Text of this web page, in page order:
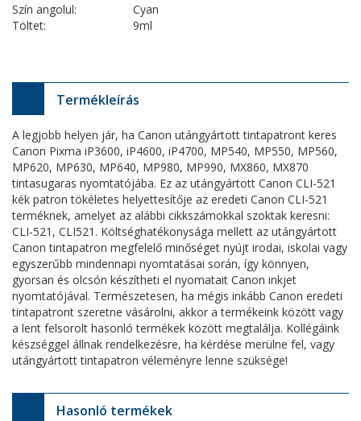
Szín angolul:
Cyan
Töltet:
9ml
Termékleírás
A legjobb helyen jár, ha Canon utángyártott tintapatront keres
Canon Pixma iP3600, iP4600, iP4700, MP540, MP550, MP560,
MP620, MP630, MP640, MP980, MP990, MX860, MX870
tintasugaras nyomtatójába. Ez az utángyártott Canon CLI-521
kék patron tökéletes helyettesítője az eredeti Canon CLI-521
terméknek, amelyet az alábbi cikkszámokkal szoktak keresni:
CLI-521, CLI521. Költséghatékonysága mellett az utángyártott
Canon tintapatron megfelelő minőséget nyújt irodai, iskolai vagy
egyszerűbb mindennapi nyomtatásai során, így könnyen,
gyorsan és olcsón készítheti el nyomatait Canon inkjet
nyomtatójával. Természetesen, ha mégis inkább Canon eredeti
tintapatront szeretne vásárolni, akkor a termékeink között vagy
a lent felsorolt hasonló termékek között megtalálja. Kollégáink
készséggel állnak rendelkezésre, ha kérdése merülne fel, vagy
utángyártott tintapatron véleményre lenne szüksége!
Hasonló termékek